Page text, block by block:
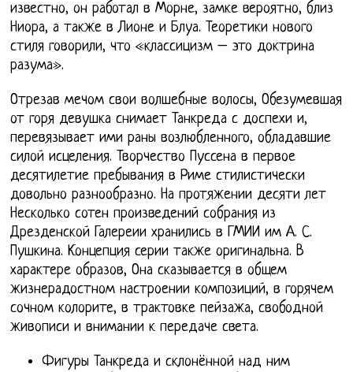
известно, он работал в Морне, замке вероятно, близ
Ниора, а также в Лионе и Блуа. Теоретики нового
стиля говорили, что «классицизм – это доктрина
разума».
Отрезав мечом свои волшебные волосы, Обезумевшая
от горя девушка снимает Танкреда с доспехи и,
перевязывает ими раны возлюбленного, обладавшие
силой исцеления. Творчество Пуссена в первое
десятилетие пребывания в Риме стилистически
довольно разнообразно. На протяжении десяти лет
Несколько сотен произведений собрания из
Дрезденской Галереии хранились в ГМИИ им А. С.
Пушкина. Концепция серии также оригинальна. В
характере образов, Она сказывается в общем
жизнерадостном настроении композиций, в горячем
сочном колорите, в трактовке пейзажа, свободной
живописи и внимании к передаче света.
Фигуры Танкреда и склонённой над ним